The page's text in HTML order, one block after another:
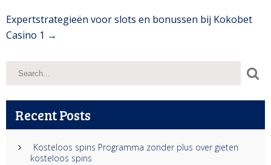
Expertstrategieën voor slots en bonussen bij Kokobet
Casino 1 →
Recent Posts
Kosteloos spins Programma zonder plus over gieten
kosteloos spins